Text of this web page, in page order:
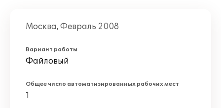
Москва, Февраль 2008
Вариант работы
Файловый
Общее число автоматизированных рабочих мест
1